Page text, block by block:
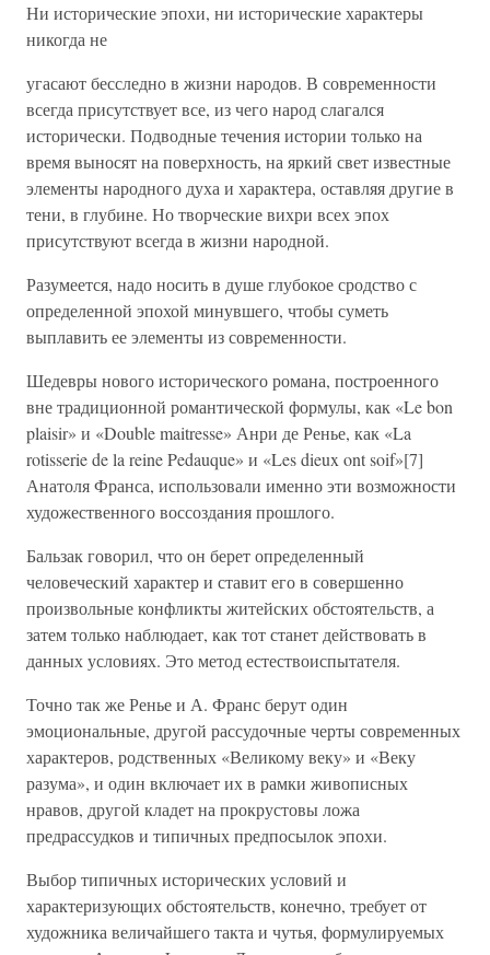
Ни исторические эпохи, ни исторические характеры
никогда не
угасают бесследно в жизни народов. В современности
всегда присутствует все, из чего народ слагался
исторически. Подводные течения истории только на
время выносят на поверхность, на яркий свет известные
элементы народного духа и характера, оставляя другие в
тени, в глубине. Но творческие вихри всех эпох
присутствуют всегда в жизни народной.
Разумеется, надо носить в душе глубокое сродство с
определенной эпохой минувшего, чтобы суметь
выплавить ее элементы из современности.
Шедевры нового исторического романа, построенного
вне традиционной романтической формулы, как «Le bon
plaisir» и «Double maitresse» Анри де Ренье, как «La
rotisserie de la reine Pedauque» и «Les dieux ont soif»[7]
Анатоля Франса, использовали именно эти возможности
художественного воссоздания прошлого.
Бальзак говорил, что он берет определенный
человеческий характер и ставит его в совершенно
произвольные конфликты житейских обстоятельств, а
затем только наблюдает, как тот станет действовать в
данных условиях. Это метод естествоиспытателя.
Точно так же Ренье и А. Франс берут один
эмоциональные, другой рассудочные черты современных
характеров, родственных «Великому веку» и «Веку
разума», и один включает их в рамки живописных
нравов, другой кладет на прокрустовы ложа
предрассудков и типичных предпосылок эпохи.
Выбор типичных исторических условий и
характеризующих обстоятельств, конечно, требует от
художника величайшего такта и чутья, формулируемых